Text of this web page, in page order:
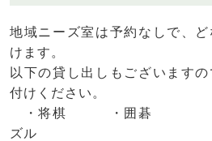
地域ニーズ室は予約なしで、
けます。
以下の貸し出しもございます
付けください。
・将棋 ・囲碁
ズル